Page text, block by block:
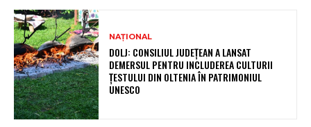
NAȚIONAL
DOLJ: CONSILIUL JUDEȚEAN A LANSAT
DEMERSUL PENTRU INCLUDEREA CULTURII
ȚESTULUI DIN OLTENIA ÎN PATRIMONIUL
UNESCO